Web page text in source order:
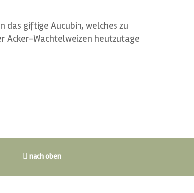
giftige Aucubin, welches zu
Acker-Wachtelweizen heutzutage
nach oben